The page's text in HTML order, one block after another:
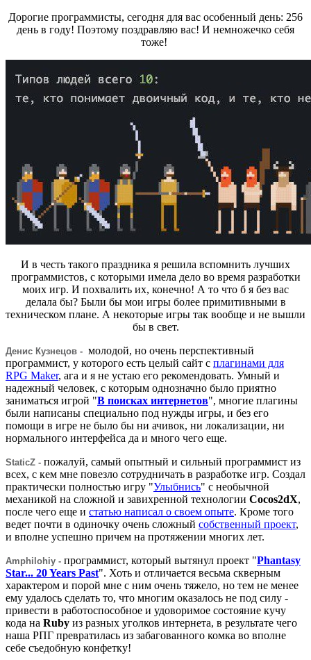
Дорогие программисты, сегодня для вас особенный день: 256
день в году! Поэтому поздравляю вас! И немножечко себя
тоже!
И в честь такого праздника я решила вспомнить лучших
программистов, с которыми имела дело во время разработки
моих игр. И похвалить их, конечно! А то что б я без вас
делала бы? Были бы мои игры более примитивными в
техническом плане. А некоторые игры так вообще и не вышли
бы в свет.
Денис Кузнецов - молодой, но очень перспективный
программист, у которого есть целый сайт с плагинами для
RPG Maker, ага и я не устаю его рекомендовать. Умный и
надежный человек, с которым однозначно было приятно
заниматься игрой "В поисках интернетов", многие плагины
были написаны специально под нужды игры, и без его
помощи в игре не было бы ни ачивок, ни локализации, ни
нормального интерфейса да и много чего еще.
StaticZ - пожалуй, самый опытный и сильный программист из
всех, с кем мне повезло сотрудничать в разработке игр. Создал
практически полностью игру "Улыбнись" с необычной
механикой на сложной и завихренной технологии Cocos2dX,
после чего еще и статью написал о своем опыте. Кроме того
ведет почти в одиночку очень сложный собственный проект,
и вполне успешно причем на протяжении многих лет.
Amphilohiy - программист, который вытянул проект "Phantasy
Star... 20 Years Past". Хоть и отличается весьма скверным
характером и порой мне с ним очень тяжело, но тем не менее
ему удалось сделать то, что многим оказалось не под силу -
привести в работоспособное и удоворимое состояние кучу
кода на Ruby из разных уголков интернета, в результате чего
наша РПГ превратилась из забагованного комка во вполне
себе съедобную конфетку!